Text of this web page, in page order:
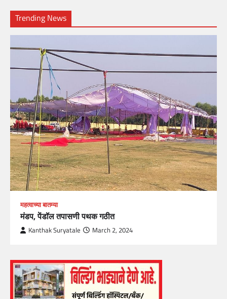
Trending News
महत्वाच्या बातम्या
मंडप, पेंडॉल तपासणी पथक गठीत
Kanthak Suryatale March 2, 2024